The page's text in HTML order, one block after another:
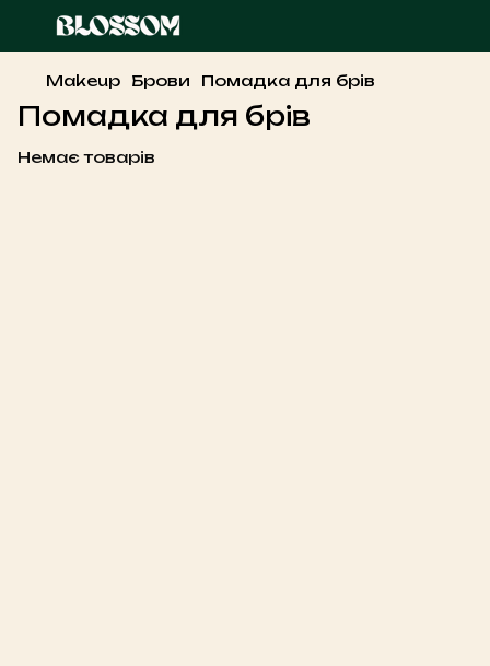
Makeup Брови Помадка для брів
Помадка для брів
Немає товарів